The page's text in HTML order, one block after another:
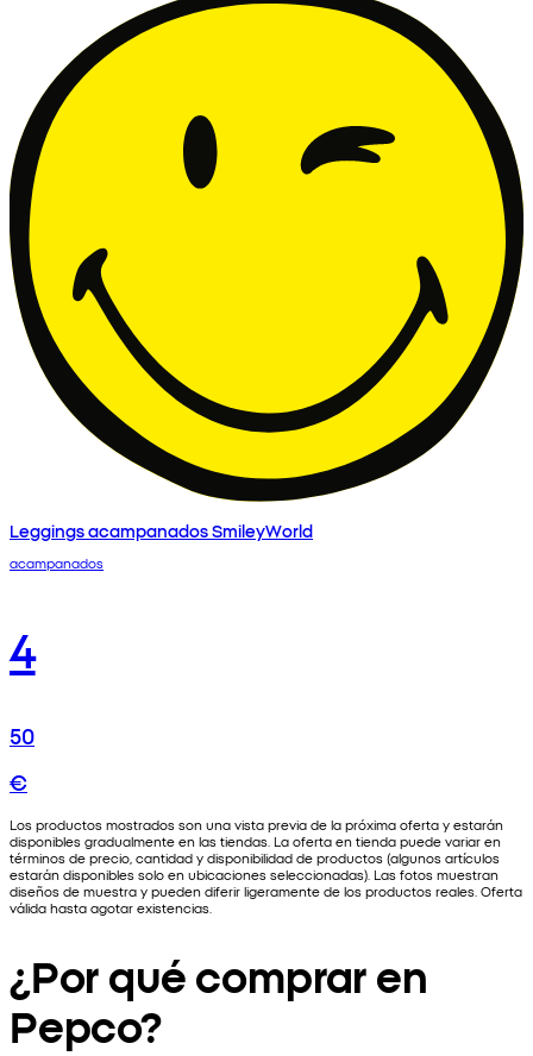
Leggings acampanados SmileyWorld
acampanados
4
50
€
Los productos mostrados son una vista previa de la próxima oferta y estarán
disponibles gradualmente en las tiendas. La oferta en tienda puede variar en
términos de precio, cantidad y disponibilidad de productos (algunos artículos
estarán disponibles solo en ubicaciones seleccionadas). Las fotos muestran
diseños de muestra y pueden diferir ligeramente de los productos reales. Oferta
válida hasta agotar existencias.
¿Por qué comprar en
Pepco?